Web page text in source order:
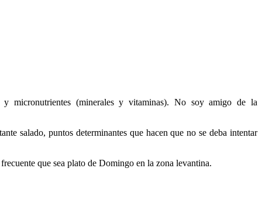
micronutrientes (minerales y vitaminas). No soy amigo de la
salado, puntos determinantes que hacen que no se deba intentar
que sea plato de Domingo en la zona levantina.